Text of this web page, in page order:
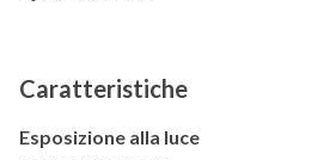
Caratteristiche
Esposizione alla luce